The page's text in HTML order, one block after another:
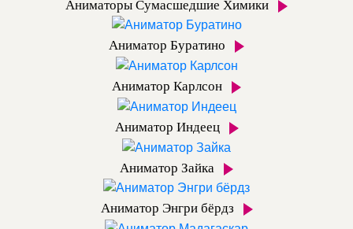
Аниматоры Сумасшедшие Химики
Аниматор Буратино
Аниматор Карлсон
Аниматор Индеец
Аниматор Зайка
Аниматор Энгри бёрдз